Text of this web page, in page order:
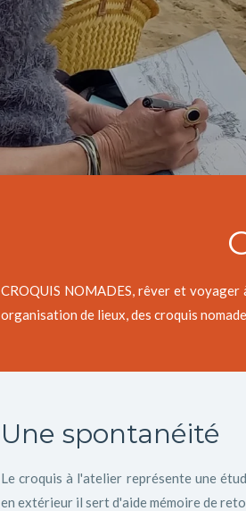
CROQUIS NOMADES, rêver et voyager
organisation de lieux, des croquis
Une spontanéité
Le croquis à l'atelier représente une
en extérieur il sert d'aide mémoire de